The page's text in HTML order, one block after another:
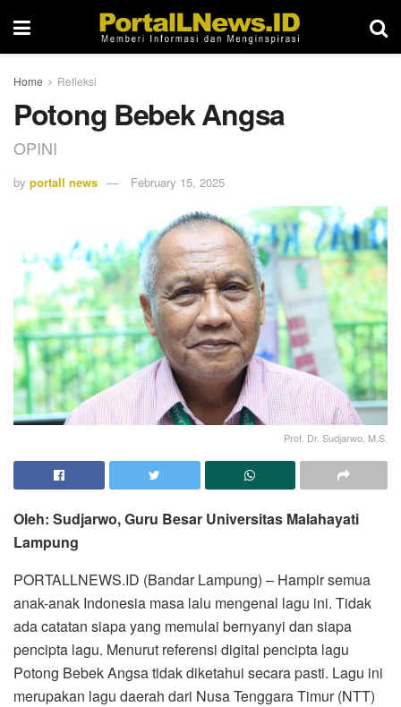
Home Refleksi
Potong Bebek Angsa
OPINI
by portall news February 15, 2025
Prof. Dr. Sudjarwo, M.S.
Oleh: Sudjarwo, Guru Besar Universitas Malahayati
Lampung
PORTALLNEWS.ID (Bandar Lampung) – Hampir semua
anak-anak Indonesia masa lalu mengenal lagu ini. Tidak
ada catatan siapa yang memulai bernyanyi dan siapa
pencipta lagu. Menurut referensi digital pencipta lagu
Potong Bebek Angsa tidak diketahui secara pasti. Lagu ini
merupakan lagu daerah dari Nusa Tenggara Timur (NTT)